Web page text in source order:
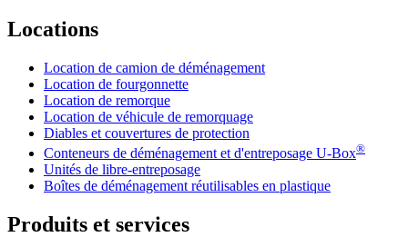
Locations
Location de camion de déménagement
Location de fourgonnette
Location de remorque
Location de véhicule de remorquage
Diables et couvertures de protection
Conteneurs de déménagement et d'entreposage U-Box®
Unités de libre-entreposage
Boîtes de déménagement réutilisables en plastique
Produits et services